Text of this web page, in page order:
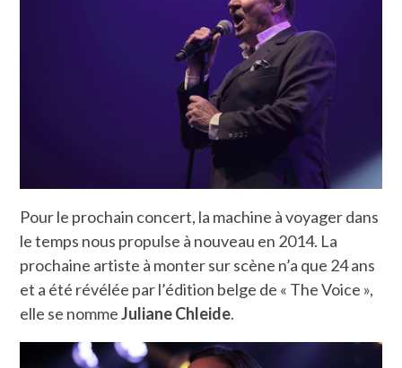
Pour le prochain concert, la machine à voyager dans
le temps nous propulse à nouveau en 2014. La
prochaine artiste à monter sur scène n’a que 24 ans
et a été révélée par l’édition belge de « The Voice »,
elle se nommeJuliane Chleide.